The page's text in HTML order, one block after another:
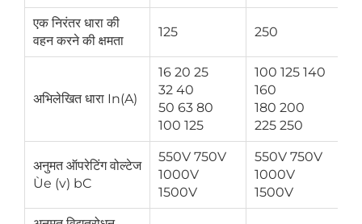
एक निरंतर धारा की
वहन करने की क्षमता
125 250
अभिलेखित धारा In(A)
16 20 25
32 40
50 63 80
100 125
100 125 140
160
180 200
225 250
अनुमत ऑपरेटिंग वोल्टेज
Ùe (v) bC
550V 750V
1000V
1500V
550V 750V
1000V
1500V